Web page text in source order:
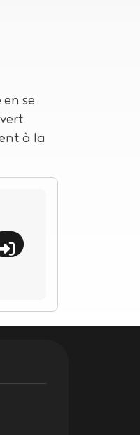
se
à la